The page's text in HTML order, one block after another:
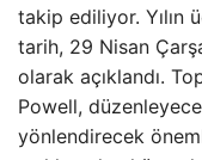
takip ediliyor. Yılın
tarih, 29 Nisan
olarak açıklandı.
Powell,
yönlendirecek